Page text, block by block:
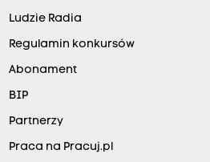
Ludzie Radia
Regulamin konkursów
Abonament
BIP
Partnerzy
Praca na Pracuj.pl